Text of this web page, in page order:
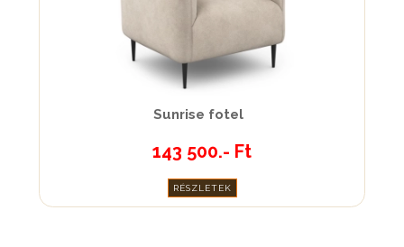
Sunrise fotel
143 500.- Ft
RÉSZLETEK